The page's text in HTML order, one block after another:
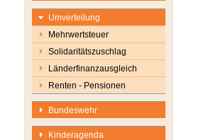
Umverteilung
Mehrwertsteuer
Solidaritätszuschlag
Länderfinanzausgleich
Renten - Pensionen
Bundeswehr
Kinderagenda